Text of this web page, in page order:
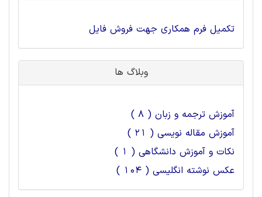
تکمیل فرم همکاری جهت فروش فایل
وبلاگ ها
آموزش ترجمه و زبان ( 8 )
آموزش مقاله نویسی ( 21 )
نکات و آموزش دانشگاهی ( 1 )
عکس نوشته انگلیسی ( 104 )